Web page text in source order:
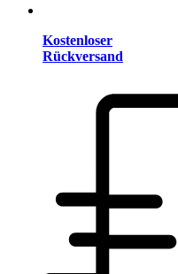
Kostenloser
Rückversand